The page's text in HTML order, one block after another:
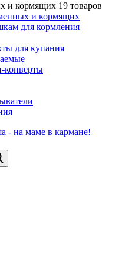
и кормящих 19 товаров
и кормящих
для кормления
для купания
конверты